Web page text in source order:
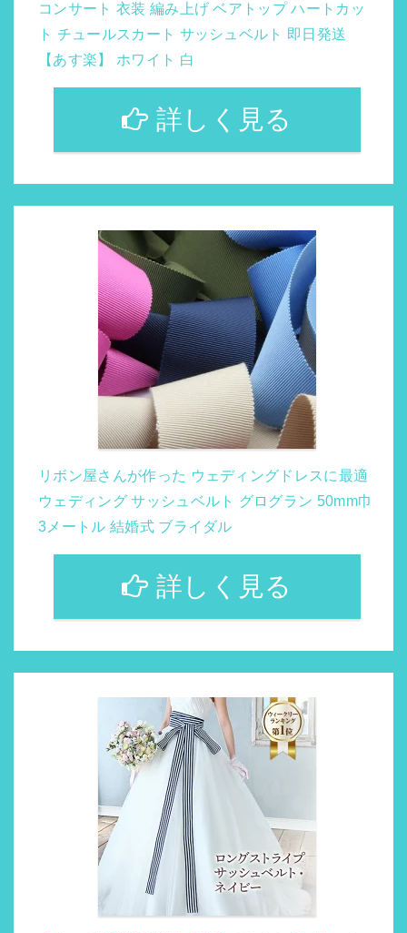
コンサート 衣装 編み上げ ベアトップ ハートカッ
ト チュールスカート サッシュベルト 即日発送
【あす楽】 ホワイト 白
詳しく見る
リボン屋さんが作った ウェディングドレスに最適
ウェディング サッシュベルト グログラン 50mm巾
3メートル 結婚式 ブライダル
詳しく見る